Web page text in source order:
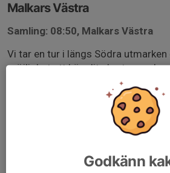
Malkars Västra
Samling: 08:50, Malkars Västra
Vi tar en tur i längs Södra
möjlighet att köra lite kortare och
Malkars innan 11.00, och det finns
förlänga och vara tillbaka till
Godkänn